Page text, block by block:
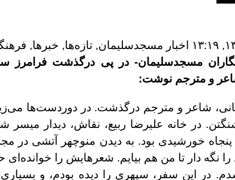
نگاران مسجدسلیمان- در پی درگذشت فرامرز
و مترجم نوشت:
در خانه علیرضا ربیع، نقاش، دیدار میسر
خورشیدی بود. به دیدن منوچهر آتشی در
نگه دار تا من هم بیایم. شعرهایش را خوانده‌ای
در این سفر‌، سپهری را دیده بودم‌، و بسیاری